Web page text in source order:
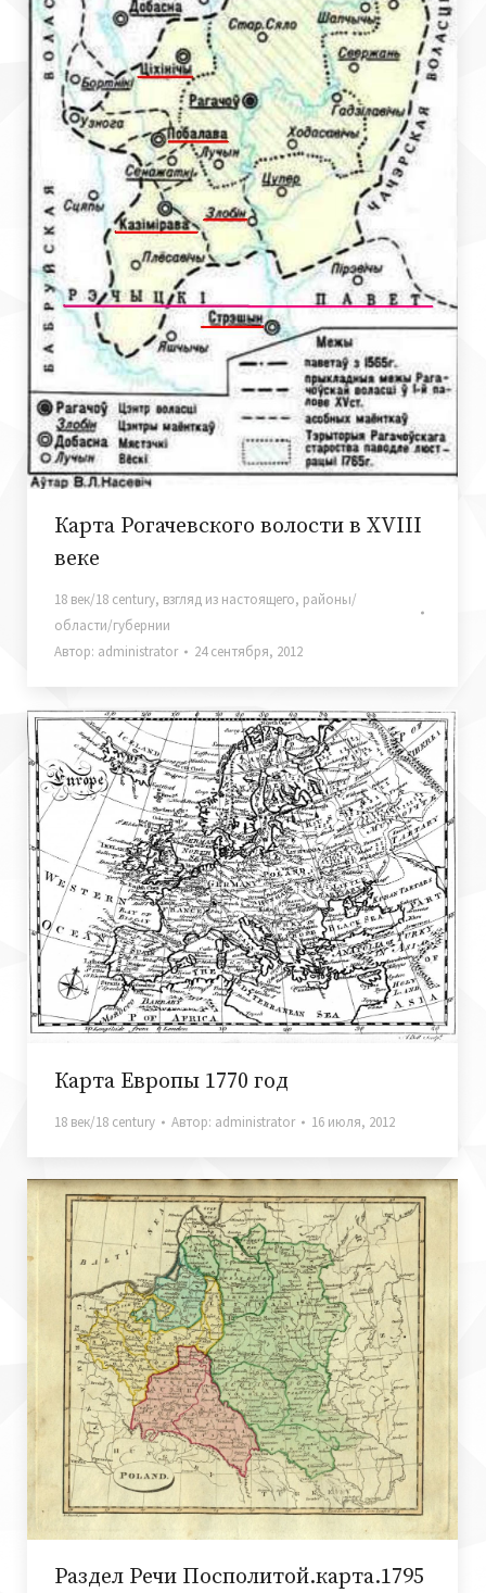
Карта Рогачевского волости в XVIII
веке
18 век/18 century, взгляд из настоящего, районы/
области/губернии
Автор: administrator 24 сентября, 2012
Карта Европы 1770 год
18 век/18 century Автор: administrator 16 июля, 2012
Раздел Речи Посполитой.карта.1795